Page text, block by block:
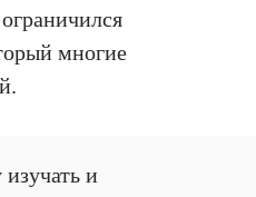
многие
и